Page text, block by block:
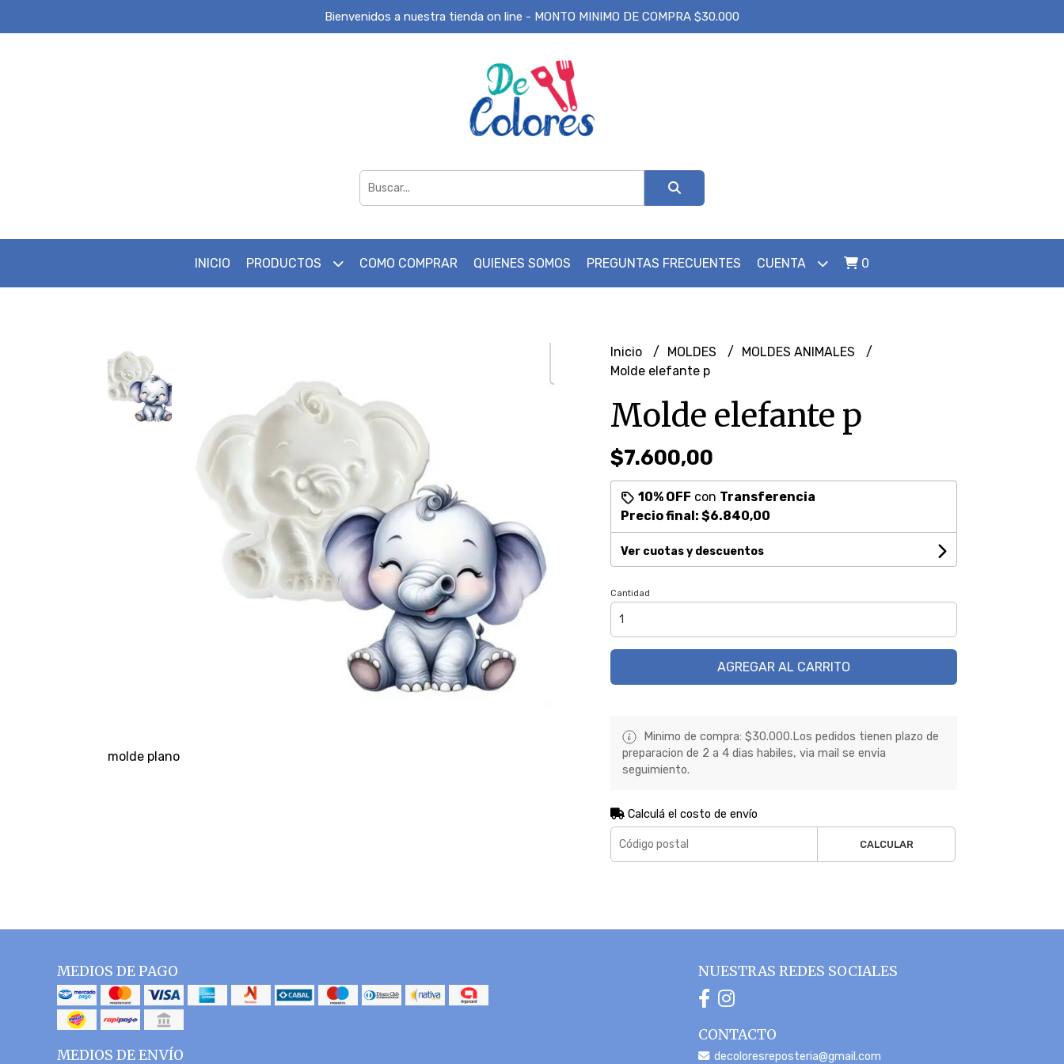
Bienvenidos a nuestra tienda on line - MONTO MINIMO DE COMPRA $30.000
INICIO PRODUCTOS COMO COMPRAR QUIENES SOMOS PREGUNTAS FRECUENTES CUENTA 0
molde plano
Inicio MOLDES
MOLDES ANIMALES
Molde elefante p
Molde elefante p
$7.600,00
10% OFF con Transferencia
Precio final: $6.840,00
Ver cuotas y descuentos
Cantidad
AGREGAR AL CARRITO
Minimo de compra: $30.000.Los pedidos tienen plazo de
preparacion de 2 a 4 dias habiles, via mail se envia
seguimiento.
Calculá el costo de envío
CALCULAR
MEDIOS DE PAGO
MEDIOS DE ENVÍO
NUESTRAS REDES SOCIALES
CONTACTO
decoloresreposteria@gmail.com